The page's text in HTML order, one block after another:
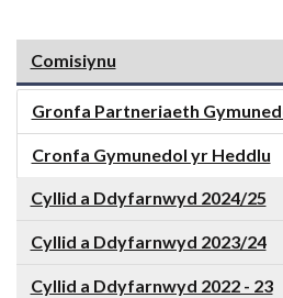
Comisiynu
Gronfa Partneriaeth
Cronfa Gymunedol yr Heddlu
Cyllid a Ddyfarnwyd 2024/25
Cyllid a Ddyfarnwyd 2023/24
Cyllid a Ddyfarnwyd 2022 - 23